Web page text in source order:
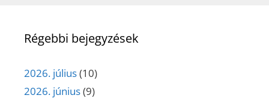
Régebbi bejegyzések
2026. július(10)
2026. június(9)